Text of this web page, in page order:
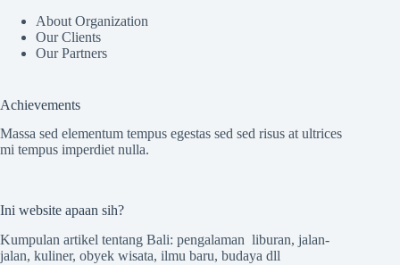
About Organization
Our Clients
Our Partners
Achievements
Massa sed elementum tempus egestas sed sed risus at ultrices
mi tempus imperdiet nulla.
Ini website apaan sih?
Kumpulan artikel tentang Bali: pengalaman liburan, jalan-
jalan, kuliner, obyek wisata, ilmu baru, budaya dll